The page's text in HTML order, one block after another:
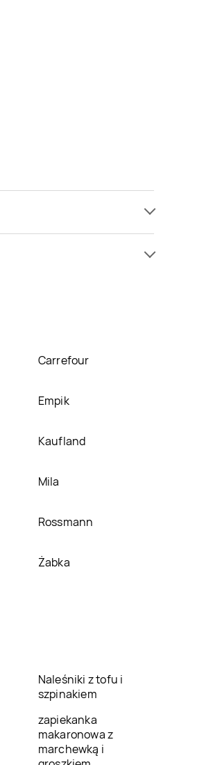
Carrefour
Empik
Kaufland
Mila
Rossmann
Żabka
Naleśniki z tofu i
szpinakiem
zapiekanka
makaronowa z
marchewką i